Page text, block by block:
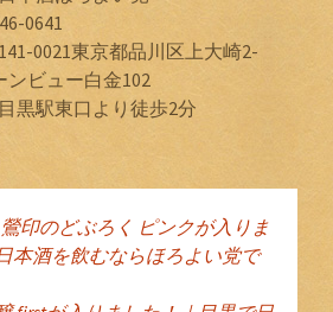
0641
0021東京都品川区上大崎2-
ンビュー白金102
黒駅東口より徒歩2分
ゲーショ
印のどぶろく ピンクが入りま
本酒を飲むならほろよい党で